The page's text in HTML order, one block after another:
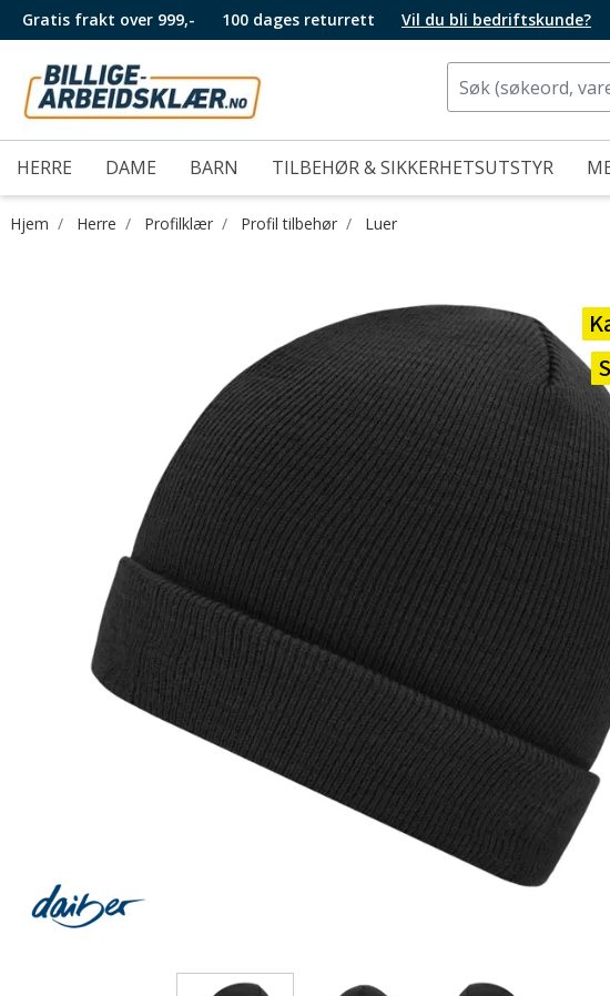
Gratis frakt over 999,- 100 dages returrett Vil du bli bedriftskunde?
HERRE DAME BARN TILBEHØR & SIKKERHETSUTSTYR
Hjem Herre Profilklær Profil tilbehør Luer